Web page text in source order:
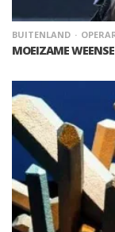
BUITENLAND
MOEIZAME